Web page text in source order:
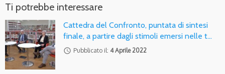
Ti potrebbe interessare
Cattedra del Confronto, puntata di sintesi
finale, a partire dagli stimoli emersi nelle t…
access_time Pubblicato il: 4 Aprile 2022